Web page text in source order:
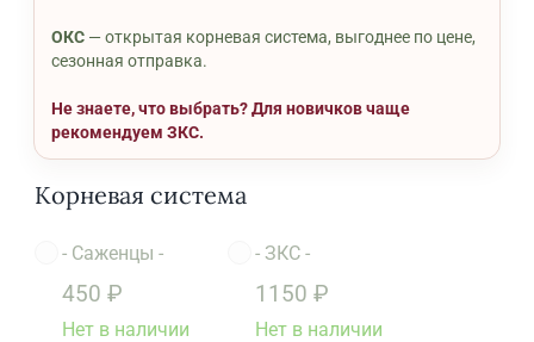
ОКС — открытая корневая система, выгоднее по цене,
сезонная отправка.
Не знаете, что выбрать? Для новичков чаще
рекомендуем ЗКС.
Корневая система
- Саженцы -
450 ₽
Нет в наличии
- ЗКС -
1150 ₽
Нет в наличии